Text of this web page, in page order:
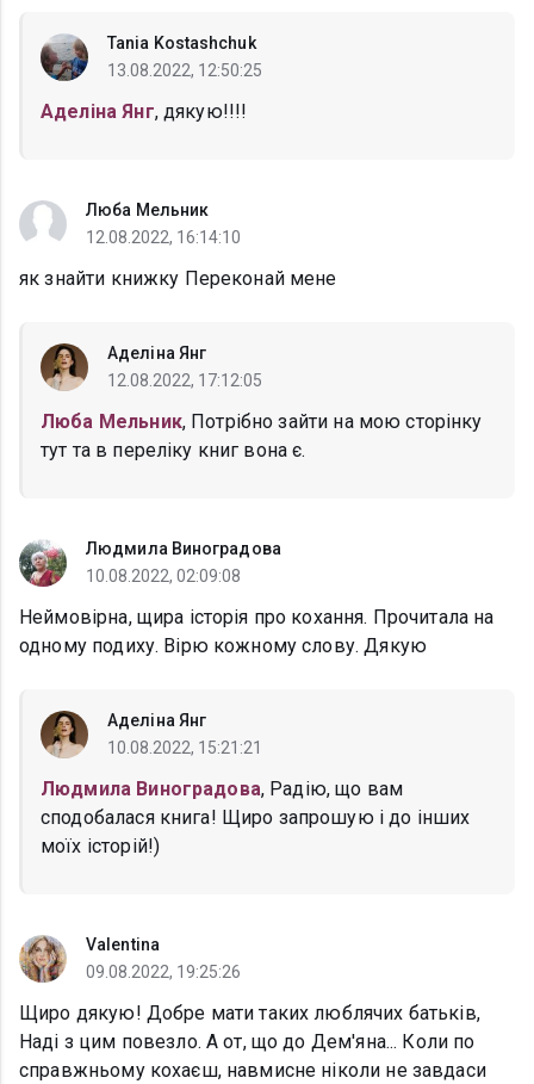
Tania Kostashchuk
13.08.2022, 12:50:25
Аделіна Янг, дякую!!!!
Люба Мельник
12.08.2022, 16:14:10
як знайти книжку Переконай мене
Аделіна Янг
12.08.2022, 17:12:05
Люба Мельник, Потрібно зайти на мою сторінку
тут та в переліку книг вона є.
Людмила Виноградова
10.08.2022, 02:09:08
Неймовірна, щира історія про кохання. Прочитала на
одному подиху. Вірю кожному слову. Дякую
Аделіна Янг
10.08.2022, 15:21:21
Людмила Виноградова, Радію, що вам
сподобалася книга! Щиро запрошую і до інших
моїх історій!)
Valentina
09.08.2022, 19:25:26
Щиро дякую! Добре мати таких люблячих батьків,
Наді з цим повезло. А от, що до Дем'яна... Коли по
справжньому кохаєш, навмисне ніколи не завдаси